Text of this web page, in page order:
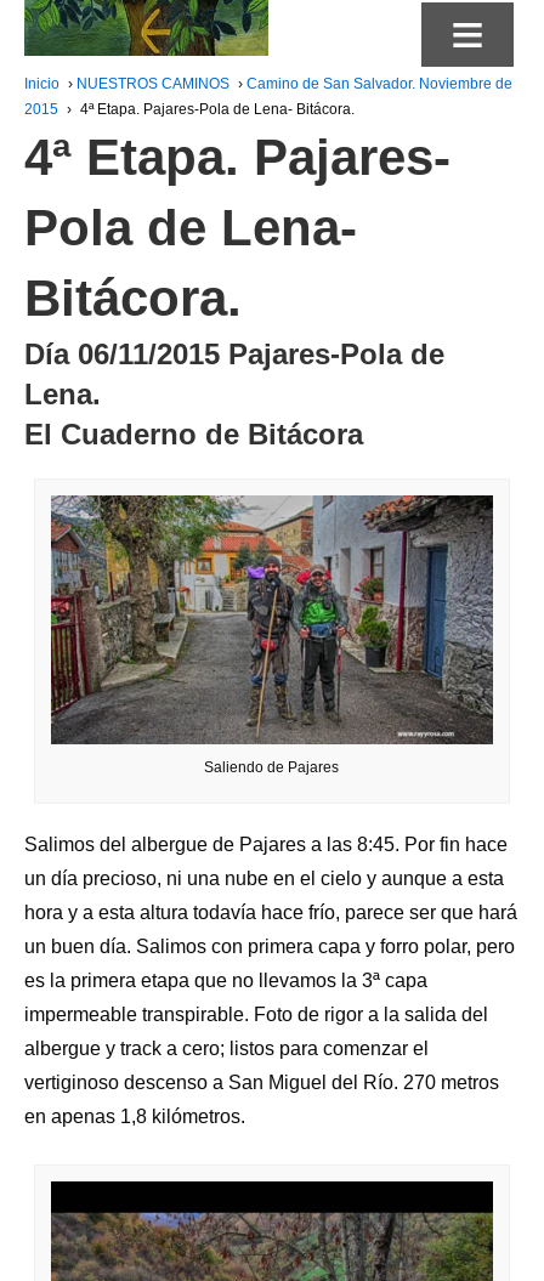
≡
Inicio › NUESTROS CAMINOS › Camino de San Salvador. Noviembre de
2015 › 4ª Etapa. Pajares-Pola de Lena- Bitácora.
4ª Etapa. Pajares-
Pola de Lena-
Bitácora.
Día 06/11/2015 Pajares-Pola de
Lena.
El Cuaderno de Bitácora
Saliendo de Pajares
Salimos del albergue de Pajares a las 8:45. Por fin hace
un día precioso, ni una nube en el cielo y aunque a esta
hora y a esta altura todavía hace frío, parece ser que hará
un buen día. Salimos con primera capa y forro polar, pero
es la primera etapa que no llevamos la 3ª capa
impermeable transpirable. Foto de rigor a la salida del
albergue y track a cero; listos para comenzar el
vertiginoso descenso a San Miguel del Río. 270 metros
en apenas 1,8 kilómetros.